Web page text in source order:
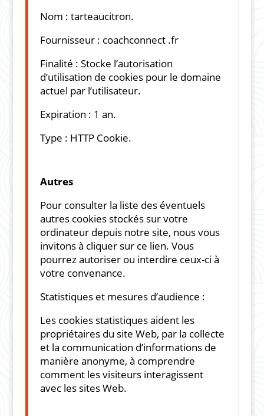
Nom : tarteaucitron.
Fournisseur : coachconnect .fr
Finalité : Stocke l’autorisation
d’utilisation de cookies pour le domaine
actuel par l’utilisateur.
Expiration : 1 an.
Type : HTTP Cookie.
Autres
Pour consulter la liste des éventuels
autres cookies stockés sur votre
ordinateur depuis notre site, nous vous
invitons à cliquer sur ce lien. Vous
pourrez autoriser ou interdire ceux-ci à
votre convenance.
Statistiques et mesures d’audience :
Les cookies statistiques aident les
propriétaires du site Web, par la collecte
et la communication d’informations de
manière anonyme, à comprendre
comment les visiteurs interagissent
avec les sites Web.